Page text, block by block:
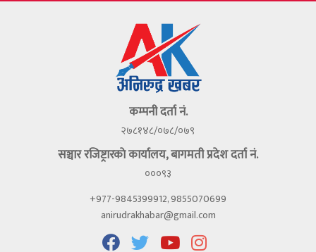
कम्पनी दर्ता नं.
२७८१४८/०७८/०७९
सञ्चार रजिष्ट्रारकाे कार्यालय, बागमती प्रदेश दर्ता नं.
०००९३
+977-9845399912, 9855070699
anirudrakhabar@gmail.com